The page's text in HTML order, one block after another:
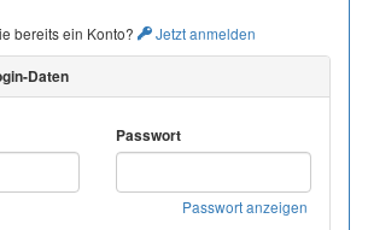
bereits ein Konto? Jetzt anmelden
Daten
Passwort
Passwort anzeigen